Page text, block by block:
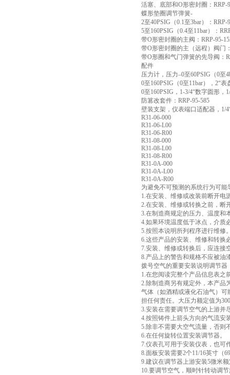
活塞、底部和O形密封圈：RRP-
蝶形垫圈调节弹簧-
2至40PSIG（0.1至3bar）：RRP-
5至160PSIG（0.4至11bar）：
带O形密封圈的主阀：RRP-95-
带O形密封圈的主（远程）阀门
带O形圈和气门弹簧的先导阀：
配件
压力计，压力–0至60PSIG（0至
0至160PSIG（0至11bar），2“
0至160PSIG，1-3/4“数字圆形，
防篡改套件：RRP-95-585
壁装支架，仪表端口适配器，1/
R31-06-000
R31-06-L00
R31-06-R00
R31-08-000
R31-08-L00
R31-08-R00
R31-0A-000
R31-0A-L00
R31-0A-R00
为避免不可预测的系统行为可
1.在安装、维修或改装前断开电
2.在安装、维修或转换之前，断
3.在制造商规定的压力、温度和
4.如果环境温度低于冰点，介质
5.按照本说明所列程序进行维修
6.这些产品的安装、维修和转换
7.安装、维修或转换后，应连接
8.产品上的警告和规格不应被油
拨号空气的重要安装说明调节器
1.在您阅读完整个产品信息表之
2.除制造商另有规定外，本产品
气体（如酒精或液化石油气）
担任何责任。大压力额定值为
3.安装在需要调节空气的上游并
4.按照铸件上箭头方向的气流安
5.除非不需要大空气流量，否则
6.在任何旋转位置安装调节器。
7.仪表孔可用于安装仪表，也可
8.面板安装需要2个11/16英寸（
9.建议在调节器上游安装5微米
10.要调节空气，顺时针转动调